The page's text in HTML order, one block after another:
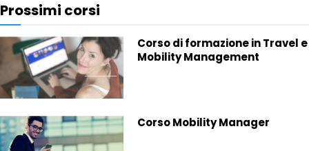
Prossimi corsi
Corso di formazione in Travel e
Mobility Management
Corso Mobility Manager